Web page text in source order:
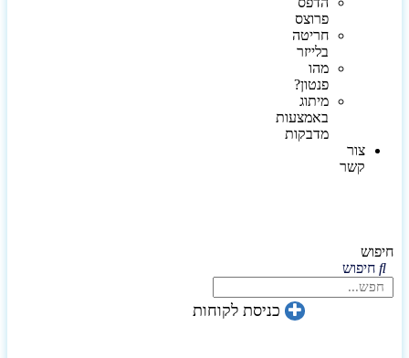
פרוצס
חריטה
בלייזר
מהו
פנטון?
מיתוג
באמצעות
מדבקות
צור
קשר
חיפוש
חיפוש
כניסת לקוחות